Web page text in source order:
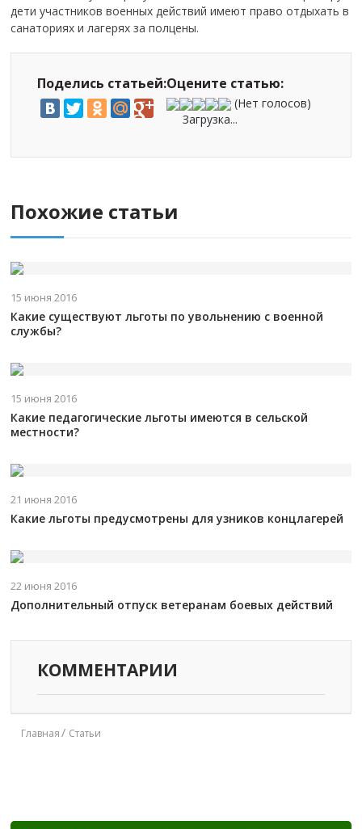
дети участников военных действий имеют право отдыхать в
санаториях и лагерях за полцены.
Поделись статьей:Оцените статью:
(Нет голосов)
Загрузка...
Похожие статьи
15 июня 2016
Какие существуют льготы по увольнению с военной
службы?
15 июня 2016
Какие педагогические льготы имеются в сельской
местности?
21 июня 2016
Какие льготы предусмотрены для узников концлагерей
22 июня 2016
Дополнительный отпуск ветеранам боевых действий
КОММЕНТАРИИ
Главная Статьи